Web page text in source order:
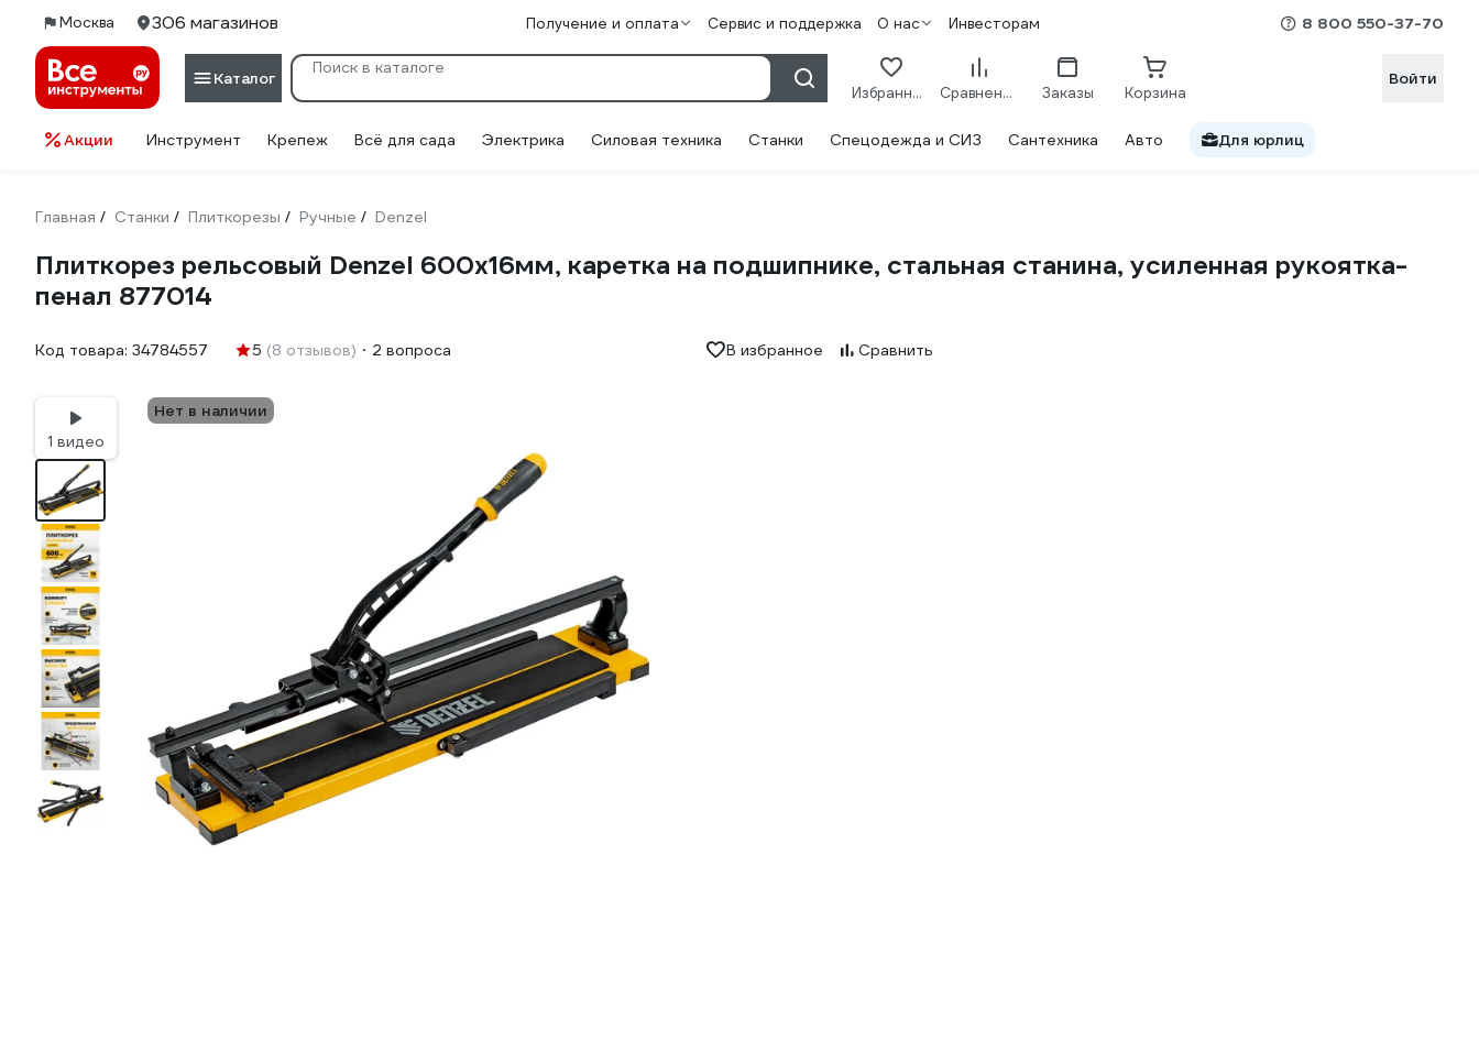
Москва 306 магазинов Получение и оплата Сервис и поддержка О нас Инвесторам 8 800 550-37-70
Каталог
Избранное Сравнение Заказы Корзина
Войти
Акции Инструмент Крепеж Всё для сада Электрика Силовая техника Станки Спецодежда и СИЗ Сантехника Авто Для юрлиц
Главная / Станки / Плиткорезы / Ручные / Denzel
Плиткорез рельсовый Denzel 600x16мм, каретка на подшипнике, стальная станина, усиленная рукоятка-
пенал 877014
Код товара: 34784557 5 (8 отзывов) 2 вопроса В избранное Сравнить
1 видео
Нет в наличии